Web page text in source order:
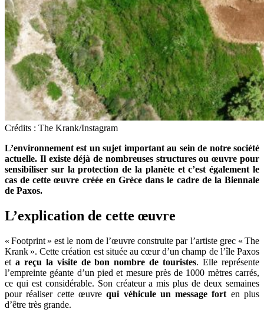
Crédits : The Krank/Instagram
L’environnement est un sujet important au sein de notre société
actuelle. Il existe déjà de nombreuses structures ou œuvre pour
sensibiliser sur la protection de la planète et c’est également le
cas de cette œuvre créée en Grèce dans le cadre de la Biennale
de Paxos.
L’explication de cette œuvre
« Footprint » est le nom de l’œuvre construite par l’artiste grec « The
Krank ». Cette création est située au cœur d’un champ de l’île Paxos
et a reçu la visite de bon nombre de touristes. Elle représente
l’empreinte géante d’un pied et mesure près de 1000 mètres carrés,
ce qui est considérable. Son créateur a mis plus de deux semaines
pour réaliser cette œuvrequi véhicule un message fort en plus
d’être très grande.